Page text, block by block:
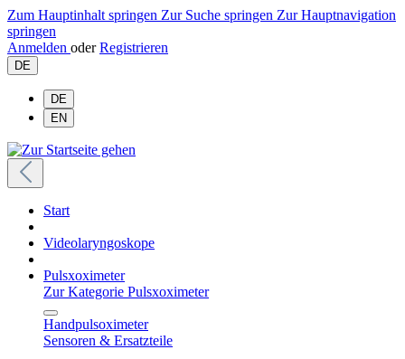
Zum Hauptinhalt springen Zur Suche springen Zur Hauptnavigation
springen
Anmelden oder Registrieren
DE
DE
EN
Start
Videolaryngoskope
Pulsxoximeter
Zur Kategorie Pulsxoximeter
Handpulsoximeter
Sensoren & Ersatzteile